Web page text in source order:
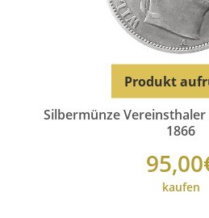
Silbermünze
1866
kaufen
Produkt